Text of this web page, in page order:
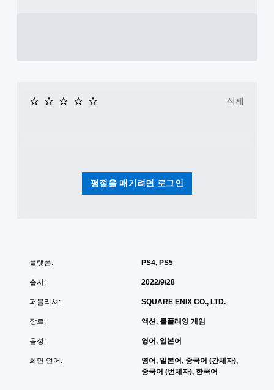
평점을 매기려면 로그인
삭제
플랫폼: PS4, PS5
출시: 2022/9/28
퍼블리셔: SQUARE ENIX CO., LTD.
장르: 액션, 롤플레잉 게임
음성: 영어, 일본어
화면 언어:
영어, 일본어, 중국어 (간체자),
중국어 (번체자), 한국어